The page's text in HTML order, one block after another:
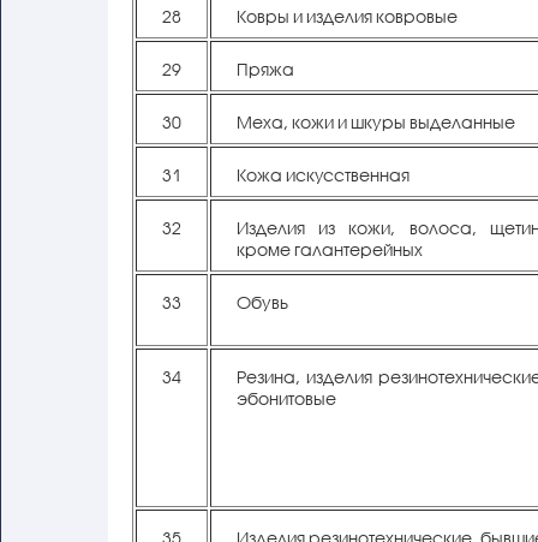
28 Ковры и изделия ковровые
29 Пряжа
30 Меха, кожи и шкуры выделанные
31 Кожа искусственная
32
Изделия из кожи, волоса,
кроме галантерейных
33 Обувь
34
Резина, изделия
эбонитовые
35
Изделия резинотехнические,